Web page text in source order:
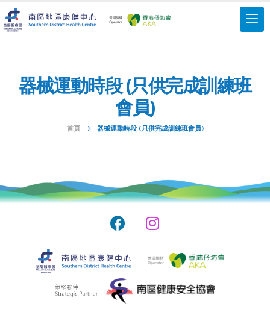
器械運動時段 (只供完成訓練班
會員)
首頁 器械運動時段 (只供完成訓練班會員)